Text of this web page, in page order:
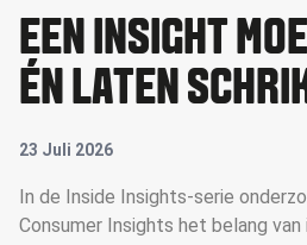
EEN INSIGHT
ÉN LATEN
23 Juli 2026
In de Inside Insights-serie
Consumer Insights het belang van